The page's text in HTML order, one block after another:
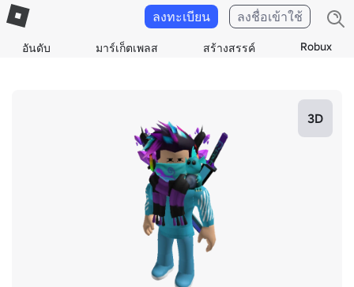
อันดับ มาร์เก็ตเพลส สร้างสรรค์ Robux
ลงทะเบียน ลงชื่อเข้าใช้
3D